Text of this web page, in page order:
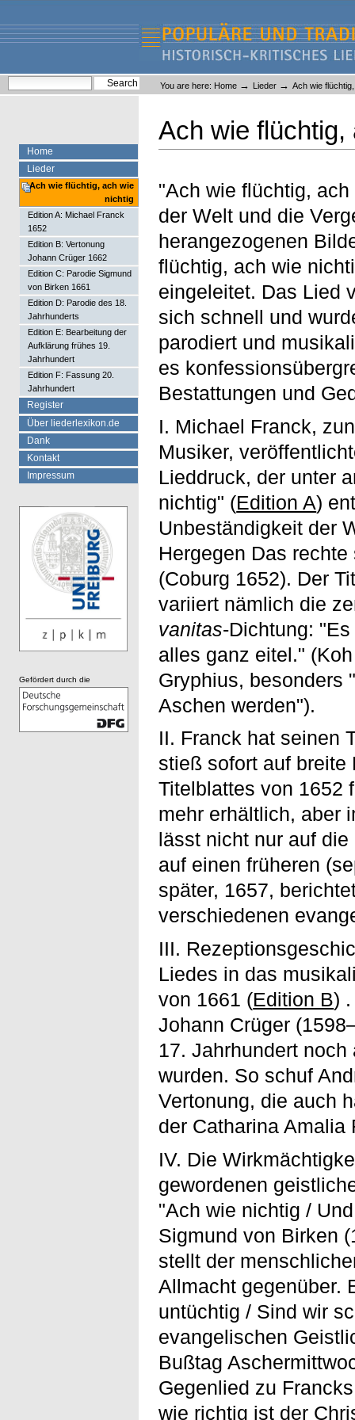
content.
navigation
Liederlexikon
Personal
tools
You are here: Home → Lieder → Ach wie
Ach wie
"Ach wie flüchtig,
der Welt und die
herangezogenen
flüchtig, ach wie
eingeleitet. Das Lied
sich schnell und
parodiert und
es
Bestattungen und
I. Michael Franck,
Musiker,
Lieddruck, der unter
nichtig" (Edition A)
Unbeständigkeit der
Hergegen Das
(Coburg 1652). Der
variiert nämlich die
vanitas-Dichtung:
alles ganz eitel."
Gryphius, besonders
Aschen werden").
II. Franck hat seinen
stieß sofort auf breite
Titelblattes von 1652
mehr erhältlich, aber
lässt nicht nur auf
auf einen früheren
später, 1657,
verschiedenen
III.
Liedes in das
von 1661 (Edition B)
Johann Crüger
17. Jahrhundert
wurden. So schuf
Vertonung, die auch
der Catharina Amalia
IV. Die
gewordenen
"Ach wie nichtig /
Sigmund von Birken
stellt der
Allmacht gegenüber.
untüchtig / Sind wir
evangelischen
Bußtag
Gegenlied zu
wie richtig ist der
Home
Lieder
Ach wie flüchtig, ach wie
nichtig
Edition A: Michael Franck
1652
Edition B: Vertonung
Johann Crüger 1662
Edition C: Parodie Sigmund
von Birken 1661
Edition D: Parodie des 18.
Jahrhunderts
Edition E: Bearbeitung der
Aufklärung frühes 19.
Jahrhundert
Edition F: Fassung 20.
Jahrhundert
Register
Über liederlexikon.de
Dank
Kontakt
Impressum
Gefördert durch die